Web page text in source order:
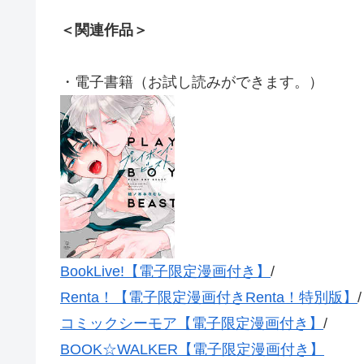
＜関連作品＞
・電子書籍（お試し読みができます。）
BookLive!【電子限定漫画付き】 /
Renta！【電子限定漫画付きRenta！特別版】 /
コミックシーモア【電子限定漫画付き】 /
BOOK☆WALKER【電子限定漫画付き】